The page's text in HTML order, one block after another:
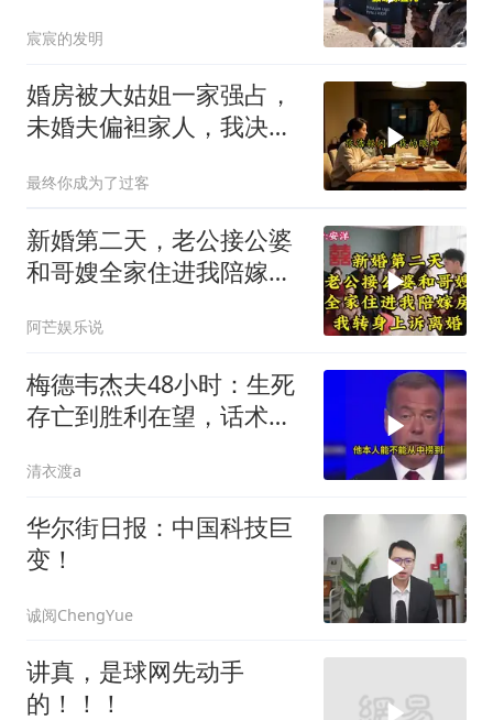
宸宸的发明
婚房被大姑姐一家强占，
未婚夫偏袒家人，我决断
最终你成为了过客
新婚第二天，老公接公婆
和哥嫂全家住进我陪嫁房
阿芒娱乐说
梅德韦杰夫48小时：生死
存亡到胜利在望，话术变
清衣渡a
华尔街日报：中国科技巨
变！
诚阅ChengYue
讲真，是球网先动手
的！！！